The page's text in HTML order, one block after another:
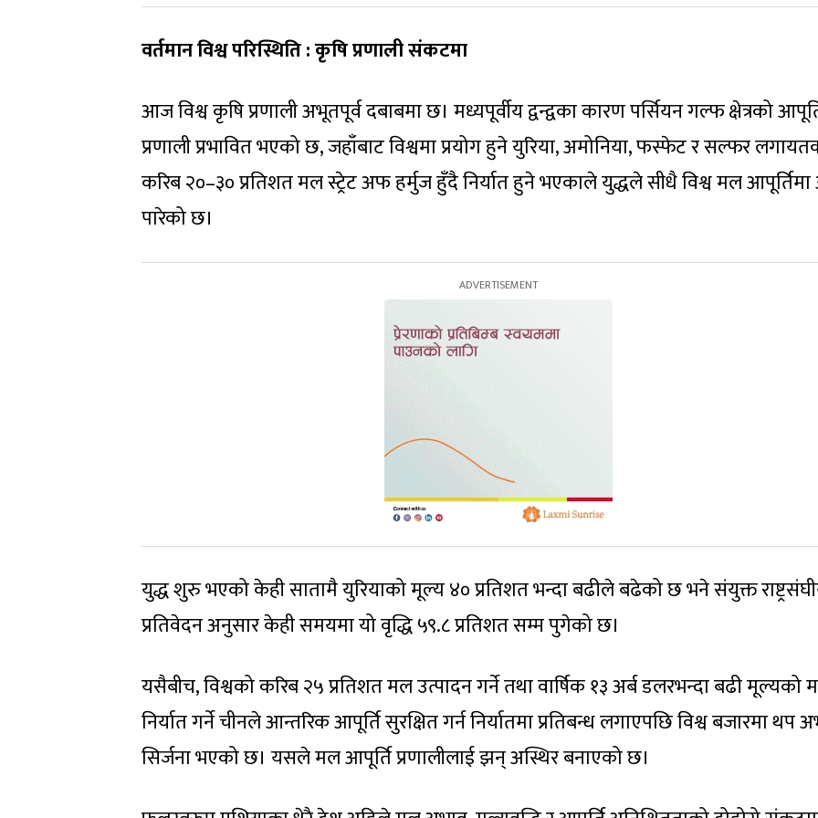
वर्तमान विश्व परिस्थिति : कृषि प्रणाली संकटमा
आज विश्व कृषि प्रणाली अभूतपूर्व दबाबमा छ। मध्यपूर्वीय द्वन्द्वका कारण पर्सियन गल्फ क्षेत्रको
प्रणाली प्रभावित भएको छ, जहाँबाट विश्वमा प्रयोग हुने युरिया, अमोनिया, फस्फेट र सल्फर
करिब २०–३० प्रतिशत मल स्ट्रेट अफ हर्मुज हुँदै निर्यात हुने भएकाले युद्धले सीधै विश्व मल
पारेको छ।
युद्ध शुरु भएको केही सातामै युरियाको मूल्य ४० प्रतिशत भन्दा बढीले बढेको छ भने संयुक्त
प्रतिवेदन अनुसार केही समयमा यो वृद्धि ५९.८ प्रतिशत सम्म पुगेको छ।
यसैबीच, विश्वको करिब २५ प्रतिशत मल उत्पादन गर्ने तथा वार्षिक १३ अर्ब डलरभन्दा बढी मूल्यको
निर्यात गर्ने चीनले आन्तरिक आपूर्ति सुरक्षित गर्न निर्यातमा प्रतिबन्ध लगाएपछि विश्व बजारमा थप
सिर्जना भएको छ। यसले मल आपूर्ति प्रणालीलाई झन् अस्थिर बनाएको छ।